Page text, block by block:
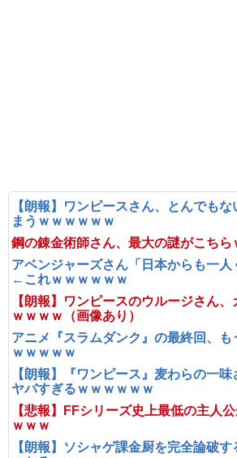
【朗報】ワンピースさん、とんでも
まうｗｗｗｗｗｗ
鋼の錬金術師さん、最大の謎がこちら
アベンジャーズさん「日本からも一人
←これｗｗｗｗｗｗ
【朗報】ワンピースのウルージさん
ｗｗｗｗ（画像あり）
アニメ『スラムダンク』の最終回、も
ｗｗｗｗｗ
【朗報】『ワンピース』麦わらの一
ヤバすぎるｗｗｗｗｗｗ
【悲報】FFシリーズ史上最低の主人
ｗｗｗ
【朗報】ソシャゲ課金厨を完全論破